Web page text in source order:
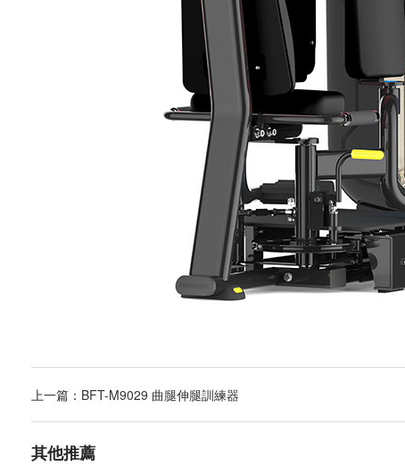
上一篇： BFT-M9029 曲腿伸腿訓練器
其他推薦